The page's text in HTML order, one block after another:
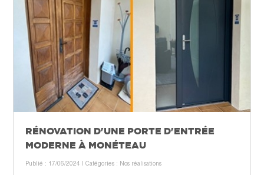
RÉNOVATION D'UNE PORTE D'ENTRÉE
MODERNE À MONÉTEAU
Publié : 17/06/2024 | Catégories : Nos réalisations